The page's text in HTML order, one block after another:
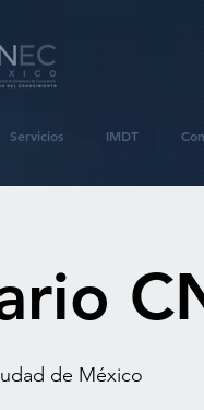
Servicios IMDT
de México